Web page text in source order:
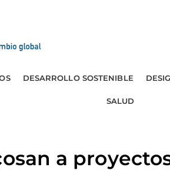
DESARROLLO SOSTENIBLE
SALUD
a